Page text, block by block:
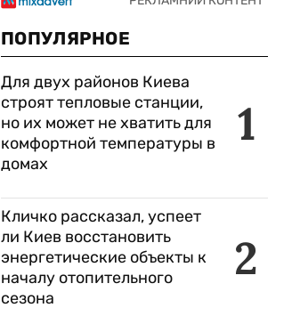
ПОПУЛЯРНОЕ
1
Для двух районов Киева
строят тепловые станции,
но их может не хватить для
комфортной температуры в
домах
2
Кличко рассказал, успеет
ли Киев восстановить
энергетические объекты к
началу отопительного
сезона